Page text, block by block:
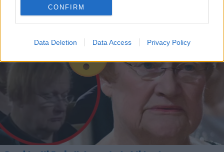
CONFIRM
Data Deletion Data Access Privacy Policy
Persujen Mari Rantanen piti itsenäisyyspäivän
puhetta – vieressä ollut mies avasi pullon – Video!